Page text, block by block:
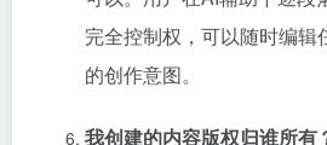
完全控制权，可以随时编辑
的创作意图。
我创建的内容版权归谁所有